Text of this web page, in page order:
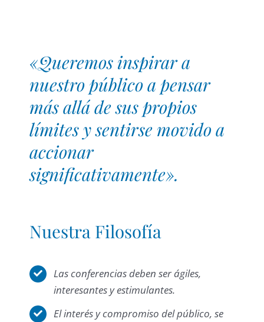
«Queremos inspirar a
nuestro público a pensar
más allá de sus propios
límites y sentirse movido a
accionar
significativamente».
Nuestra Filosofía
Las conferencias deben ser ágiles,
interesantes y estimulantes.
El interés y compromiso del público, se